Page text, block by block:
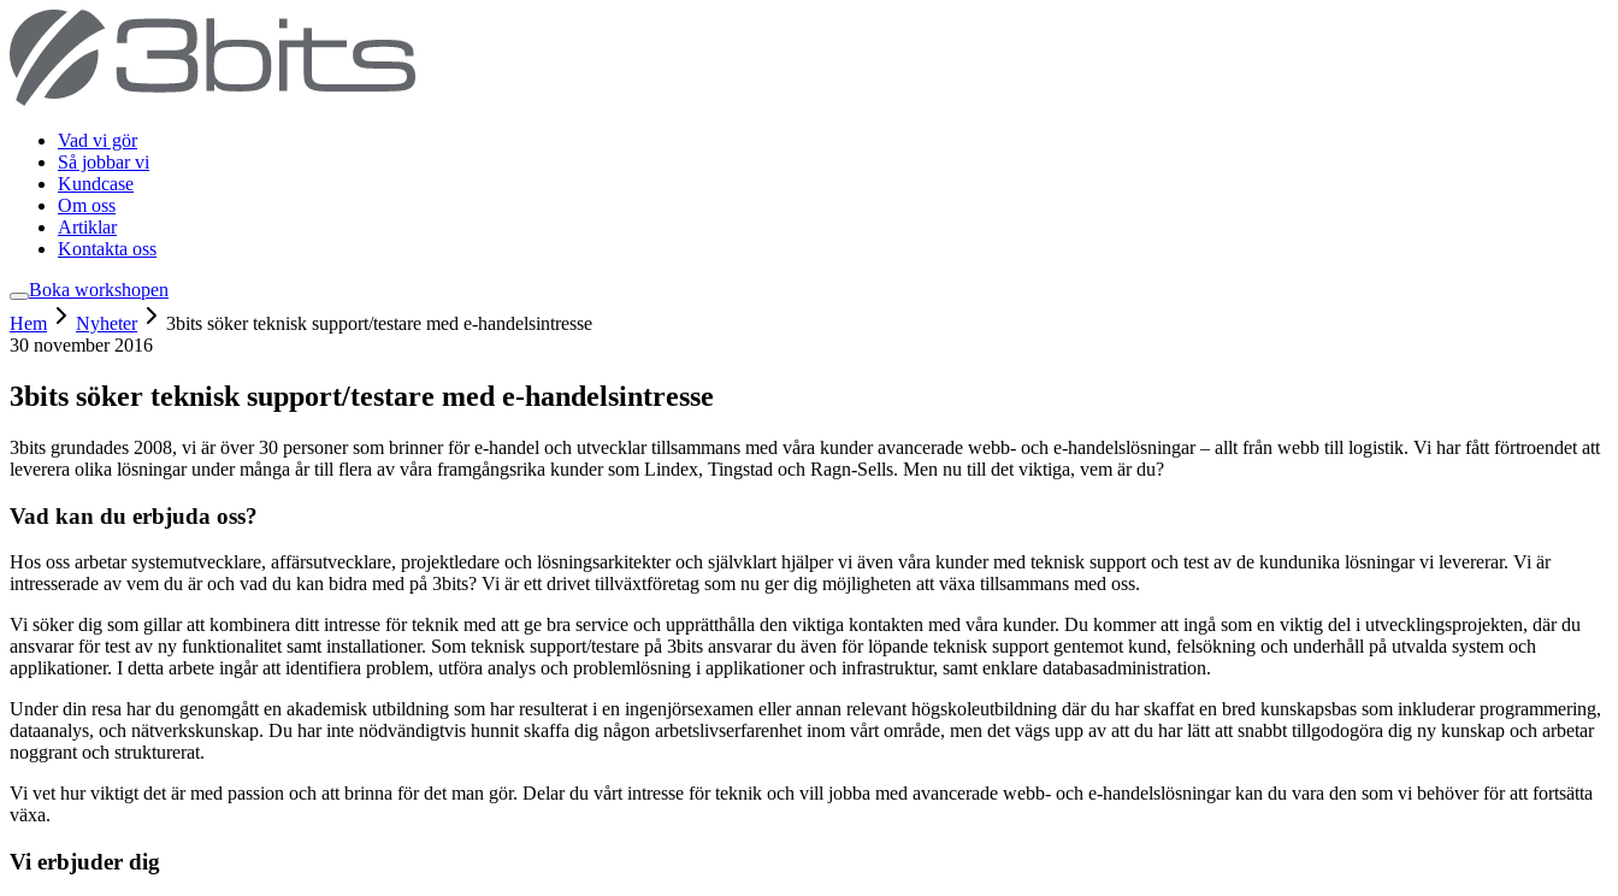
Vad vi gör
Så jobbar vi
Kundcase
Om oss
Artiklar
Kontakta oss
Boka workshopen
Hem
Nyheter
3bits söker teknisk support/testare med e-handelsintresse
30 november 2016
3bits söker teknisk support/testare med e-handelsintresse
3bits grundades 2008, vi är över 30 personer som brinner för e-handel och utvecklar tillsammans med våra kunder avancerade webb- och e-handelslösningar – allt från webb till logistik. Vi har fått förtroendet att
leverera olika lösningar under många år till flera av våra framgångsrika kunder som Lindex, Tingstad och Ragn-Sells. Men nu till det viktiga, vem är du?
Vad kan du erbjuda oss?
Hos oss arbetar systemutvecklare, affärsutvecklare, projektledare och lösningsarkitekter och självklart hjälper vi även våra kunder med teknisk support och test av de kundunika lösningar vi levererar. Vi är
intresserade av vem du är och vad du kan bidra med på 3bits? Vi är ett drivet tillväxtföretag som nu ger dig möjligheten att växa tillsammans med oss.
Vi söker dig som gillar att kombinera ditt intresse för teknik med att ge bra service och upprätthålla den viktiga kontakten med våra kunder. Du kommer att ingå som en viktig del i utvecklingsprojekten, där du
ansvarar för test av ny funktionalitet samt installationer. Som teknisk support/testare på 3bits ansvarar du även för löpande teknisk support gentemot kund, felsökning och underhåll på utvalda system och
applikationer. I detta arbete ingår att identifiera problem, utföra analys och problemlösning i applikationer och infrastruktur, samt enklare databasadministration.
Under din resa har du genomgått en akademisk utbildning som har resulterat i en ingenjörsexamen eller annan relevant högskoleutbildning där du har skaffat en bred kunskapsbas som inkluderar programmering,
dataanalys, och nätverkskunskap. Du har inte nödvändigtvis hunnit skaffa dig någon arbetslivserfarenhet inom vårt område, men det vägs upp av att du har lätt att snabbt tillgodogöra dig ny kunskap och arbetar
noggrant och strukturerat.
Vi vet hur viktigt det är med passion och att brinna för det man gör. Delar du vårt intresse för teknik och vill jobba med avancerade webb- och e-handelslösningar kan du vara den som vi behöver för att fortsätta
växa.
Vi erbjuder dig